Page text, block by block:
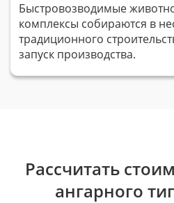
Быстровозводимые
комплексы собираются в
традиционного
запуск производства.
Рассчитать
ангарного